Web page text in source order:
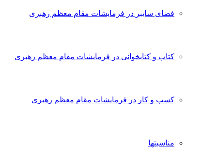
فضای سایبر در فرمایشات مقام معظم رهبری
کتاب و کتابخوانی در فرمایشات مقام معظم رهبری
کسب و کار در فرمایشات مقام معظم رهبری
مناسبتها